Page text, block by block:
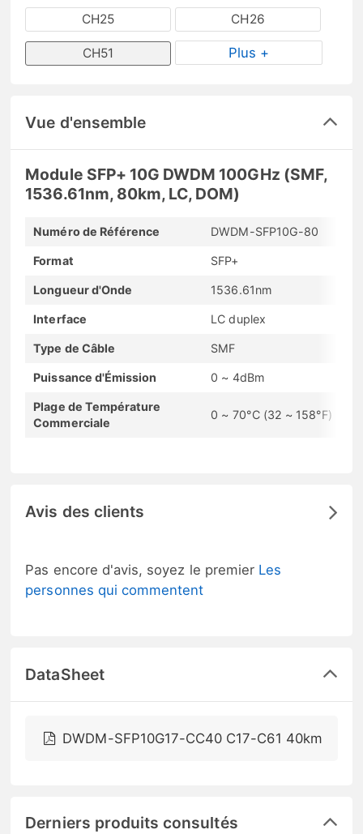
CH25 CH26
CH51 Plus +
Vue d'ensemble
Module SFP+ 10G DWDM 100GHz (SMF,
1536.61nm, 80km, LC, DOM)
Numéro de Référence DWDM-SFP10G-80
Format SFP+
Longueur d'Onde 1536.61nm
Interface LC duplex
Type de Câble SMF
Puissance d'Émission 0 ~ 4dBm
Plage de Température
Commerciale
0 ~ 70°C (32 ~ 158°F)
Avis des clients
Pas encore d'avis, soyez le premier Les
personnes qui commentent
DataSheet
DWDM-SFP10G17-CC40 C17-C61 40km
Derniers produits consultés